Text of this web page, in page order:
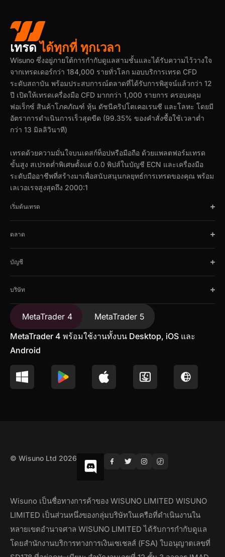
เทรดได้ทุกที่ ทุกเวลา
Wisuno ซึ่งอยู่ภายใต้การกำกับดูแลสามชั้นและได้รับความไว้วางใจ
จากเทรดเดอร์กว่า 184,000 รายทั่วโลก มอบบริการเทรด CFD
ระดับสถาบัน พร้อมประสบการณ์ตลาดที่ได้รับการพิสูจน์แล้วกว่า 12
ปี เปิดให้เทรดเครื่องมือ CFD มากกว่า 1,000 รายการ ครอบคลุม
ฟอเร็กซ์ สินค้าโภคภัณฑ์ หุ้น ดัชนีคริปโตเคอเรนซี และโลหะ โดยมี
อัตราการดำเนินการเร็วสุดขีด (99.35% ของคำสั่งซื้อใช้เวลาต่ำ
กว่า 13 มิลลิวินาที)
เทรดด้วยความมั่นใจบนเดสก์ท็อปหรือมือถือ ด้วยแพลตฟอร์มเทรด
ขั้นสูง สเปรดต่ำพิเศษตั้งแต่ 0.0 พิปส์ในบัญชี ECN และเครื่องมือ
ระดับมืออาชีพที่สร้างมาเพื่อสนับสนุนกลยุทธ์การเทรดของคุณ พร้อม
เลเวอเรจสูงสุดถึง 2000:1
เริ่มต้นเทรด
ตลาด
บัญชี
บริษัท
MetaTrader 4
MetaTrader 5
MetaTrader 4 พร้อมใช้งานทั้งบน Desktop, iOS และ
Android
© Wisuno Ltd 2026
Wisuno เป็นชื่อทางการค้าของ WISUNO LIMITED WISUNO
LIMITED เป็นส่วนหนึ่งของกลุ่มบริษัทในเครือที่ดำเนินงานใน
หลายเขตอำนาจศาล WISUNO LIMITED ได้รับการกำกับดูแล
โดยสำนักงานบริการทางการเงินเซเชลส์ (FSA) ใบอนุญาตเลขที่